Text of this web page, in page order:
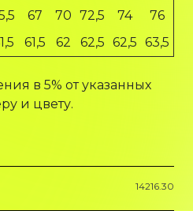
67 70 72,5 74
76
61,5 62 62,5 62,5 63,5
в 5% от указанных
и цвету.
14216.30